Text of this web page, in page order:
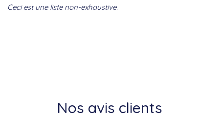
Ceci est une liste non-exhaustive.
Nos avis clients